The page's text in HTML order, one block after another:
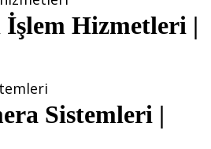
Hizmetleri |
Sistemleri |